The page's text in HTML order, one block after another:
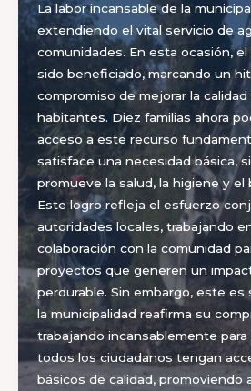
La labor incansable de la
extendiendo el vital servicio de
comunidades. En esta ocasión, el
sido beneficiado, marcando un
compromiso de mejorar la
habitantes. Diez familias ahora
acceso a este recurso
satisface una necesidad básica,
promueve la salud, la higiene y el
Este logro refleja el esfuerzo
autoridades locales, trabajando
colaboración con la comunidad
proyectos que generen un
perdurable. Sin embargo, este es
la municipalidad reafirma su
trabajando incansablemente para
todos los ciudadanos tengan
básicos de calidad, promoviendo